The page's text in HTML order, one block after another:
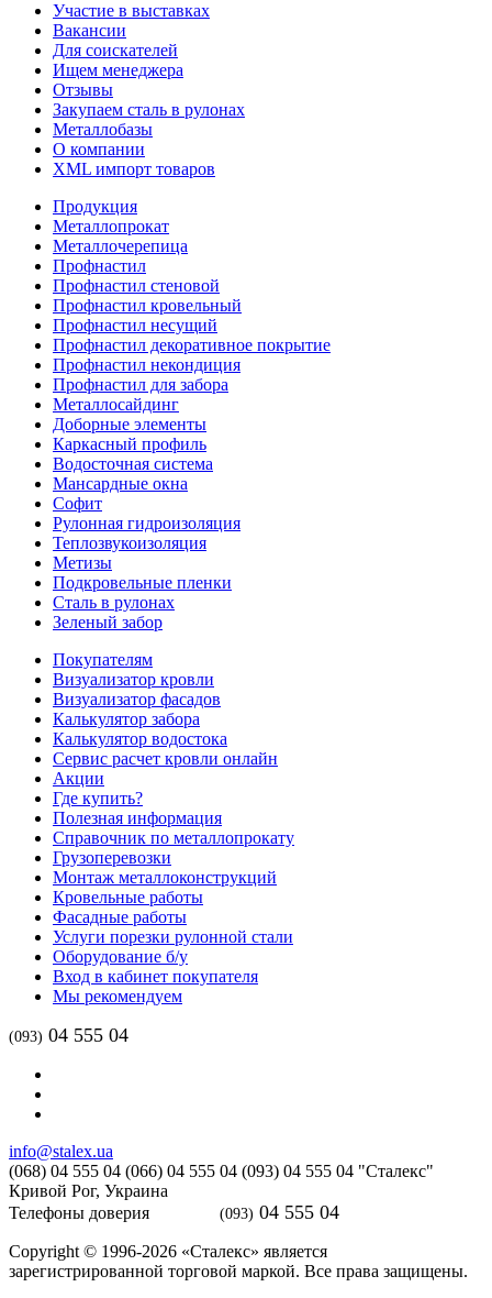
Участие в выставках
Вакансии
Для соискателей
Ищем менеджера
Отзывы
Закупаем сталь в рулонах
Металлобазы
О компании
XML импорт товаров
Продукция
Металлопрокат
Металлочерепица
Профнастил
Профнастил стеновой
Профнастил кровельный
Профнастил несущий
Профнастил декоративное покрытие
Профнастил некондиция
Профнастил для забора
Металлосайдинг
Доборные элементы
Каркасный профиль
Водосточная система
Мансардные окна
Софит
Рулонная гидроизоляция
Теплозвукоизоляция
Метизы
Подкровельные пленки
Сталь в рулонах
Зеленый забор
Покупателям
Визуализатор кровли
Визуализатор фасадов
Калькулятор забора
Калькулятор водостока
Сервис расчет кровли онлайн
Акции
Где купить?
Полезная информация
Справочник по металлопрокату
Грузоперевозки
Монтаж металлоконструкций
Кровельные работы
Фасадные работы
Услуги порезки рулонной стали
Оборудование б/у
Вход в кабинет покупателя
Мы рекомендуем
(093) 04 555 04
info@stalex.ua
(068) 04 555 04 (066) 04 555 04 (093) 04 555 04 "Сталекс"
Кривой Рог, Украина
Телефоны доверия
(093) 04 555 04
Copyright © 1996-2026 «Сталекс» является
зарегистрированной торговой маркой. Все права защищены.